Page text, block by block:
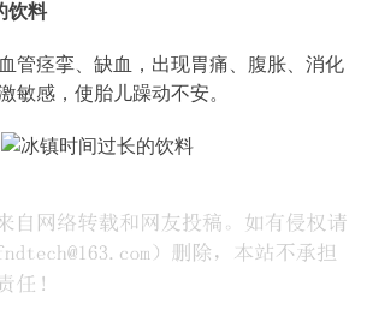
饮料
管痉挛、缺血，出现胃痛、腹胀、消化
敏感，使胎儿躁动不安。